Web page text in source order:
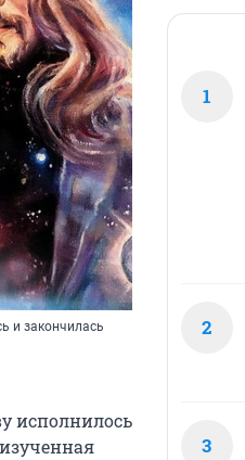
и закончилась
исполнилось
1
2
3